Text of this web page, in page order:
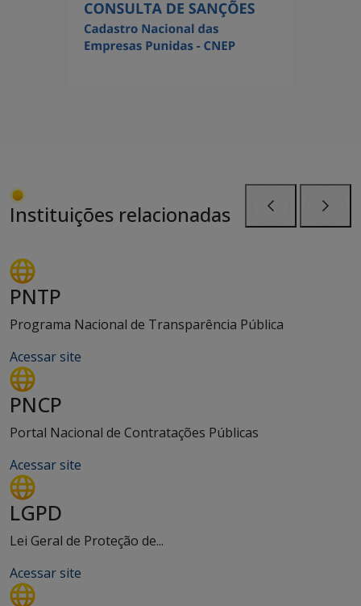
Instituições relacionadas
PNTP
Programa Nacional de Transparência Pública
Acessar site
PNCP
Portal Nacional de Contratações Públicas
Acessar site
LGPD
Lei Geral de Proteção de...
Acessar site